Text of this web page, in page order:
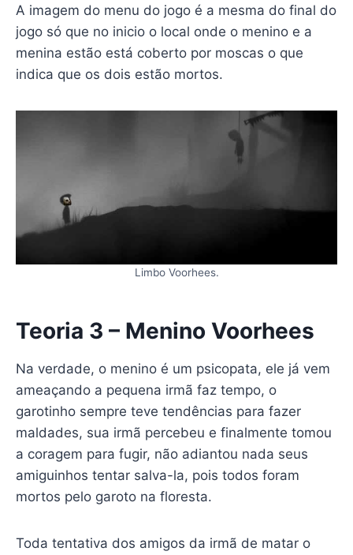
A imagem do menu do jogo é a mesma do final do
jogo só que no inicio o local onde o menino e a
menina estão está coberto por moscas o que
indica que os dois estão mortos.
Limbo Voorhees.
Teoria 3 – Menino Voorhees
Na verdade, o menino é um psicopata, ele já vem
ameaçando a pequena irmã faz tempo, o
garotinho sempre teve tendências para fazer
maldades, sua irmã percebeu e finalmente tomou
a coragem para fugir, não adiantou nada seus
amiguinhos tentar salva-la, pois todos foram
mortos pelo garoto na floresta.
Toda tentativa dos amigos da irmã de matar o